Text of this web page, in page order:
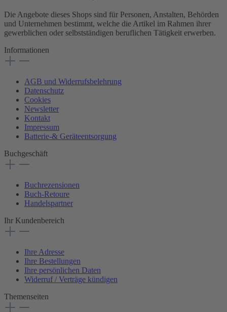
Die Angebote dieses Shops sind für Personen, Anstalten, Behörden
und Unternehmen bestimmt, welche die Artikel im Rahmen ihrer
gewerblichen oder selbstständigen beruflichen Tätigkeit erwerben.
Informationen
AGB und Widerrufsbelehrung
Datenschutz
Cookies
Newsletter
Kontakt
Impressum
Batterie-& Geräteentsorgung
Buchgeschäft
Buchrezensionen
Buch-Retoure
Handelspartner
Ihr Kundenbereich
Ihre Adresse
Ihre Bestellungen
Ihre persönlichen Daten
Widerruf / Verträge kündigen
Themenseiten